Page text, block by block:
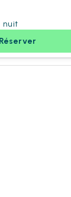
nuit
Réserver